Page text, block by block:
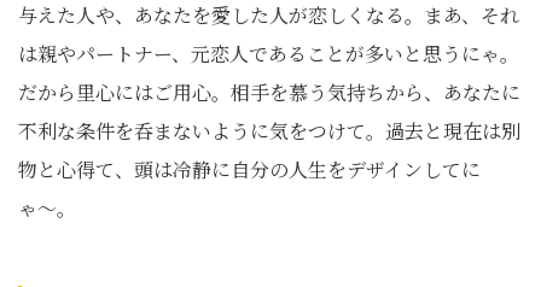
与えた人や、あなたを愛した人が恋しくなる。まあ、それ
は親やパートナー、元恋人であることが多いと思うにゃ。
だから里心にはご用心。相手を慕う気持ちから、あなたに
不利な条件を呑まないように気をつけて。過去と現在は別
物と心得て、頭は冷静に自分の人生をデザインしてに
ゃ〜。